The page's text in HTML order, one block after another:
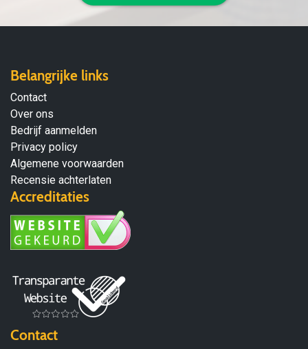
Belangrijke links
Contact
Over ons
Bedrijf aanmelden
Privacy policy
Algemene voorwaarden
Recensie achterlaten
Accreditaties
Contact